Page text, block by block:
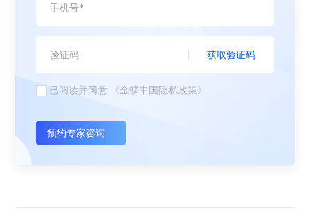
获取验证码
已阅读并同意 《金蝶中国隐私政策》
预约专家咨询